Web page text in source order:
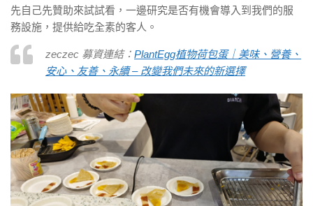
先自己先贊助來試試看，一邊研究是否有機會導入到我們的服
務設施，提供給吃全素的客人。
zeczec 募資連結： PlantEgg植物荷包蛋｜美味、營養、
安心、友善、永續 – 改變我們未來的新選擇